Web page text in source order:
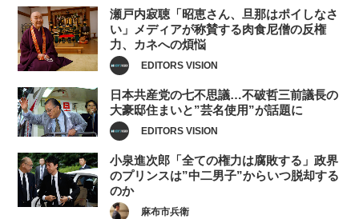
瀬戸内寂聴「昭恵さん、旦那はポイしなさ
い」メディアが称賛する肉食尼僧の反権
力、カネへの煩悩
EDITORS VISION
日本共産党の七不思議…不破哲三前議長の
大豪邸住まいと”芸名使用”が話題に
EDITORS VISION
小泉進次郎「全ての権力は腐敗する」政界
のプリンスは”中二男子”からいつ脱却する
のか
麻布市兵衛